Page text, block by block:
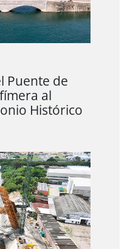
Puente de
al
Histórico